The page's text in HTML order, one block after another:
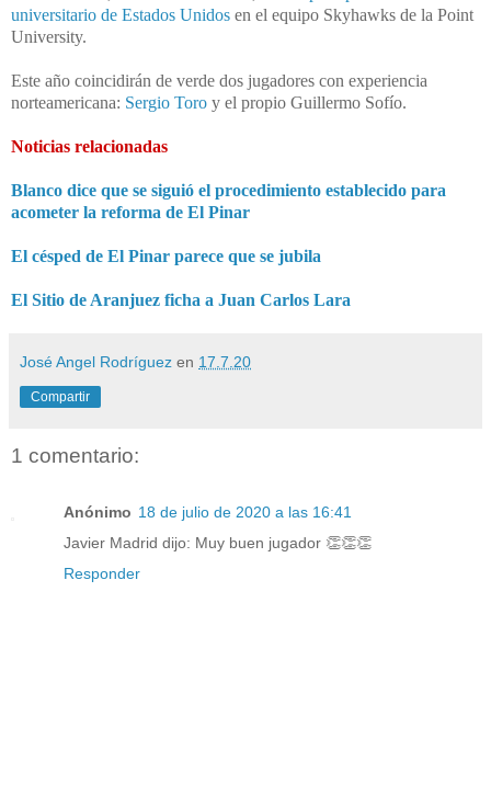
universitario de Estados Unidos en el equipo Skyhawks de la Point
University.
Este año coincidirán de verde dos jugadores con experiencia
norteamericana: Sergio Toro y el propio Guillermo Sofío.
Noticias relacionadas
Blanco dice que se siguió el procedimiento establecido para
acometer la reforma de El Pinar
El césped de El Pinar parece que se jubila
El Sitio de Aranjuez ficha a Juan Carlos Lara
José Angel Rodríguez en 17.7.20
Compartir
1 comentario:
Anónimo 18 de julio de 2020 a las 16:41
Javier Madrid dijo: Muy buen jugador 👏👏👏
Responder